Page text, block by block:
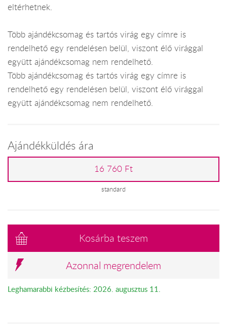
eltérhetnek.
Több ajándékcsomag és tartós virág egy címre is
rendelhető egy rendelésen belül, viszont élő virággal
együtt ajándékcsomag nem rendelhető.
Több ajándékcsomag és tartós virág egy címre is
rendelhető egy rendelésen belül, viszont élő virággal
együtt ajándékcsomag nem rendelhető.
Ajándékküldés ára
16 760 Ft
standard
Kosárba teszem
Azonnal megrendelem
Leghamarabbi kézbesítés: 2026. augusztus 11.